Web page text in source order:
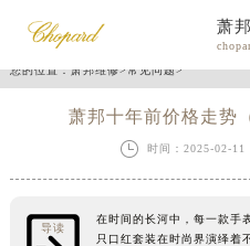
萧
您的位置：萧邦维修>常见问题>
萧邦十年前价格走势
 时间：2025-02-11
导读
在时间的长河中，每一款手
只口红套装在时尚界演绎着